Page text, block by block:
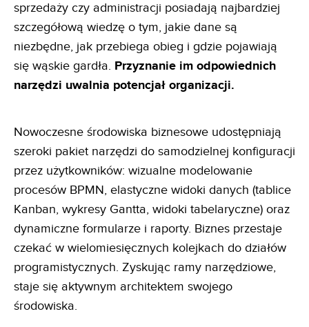
sprzedaży czy administracji posiadają najbardziej
szczegółową wiedzę o tym, jakie dane są
niezbędne, jak przebiega obieg i gdzie pojawiają
się wąskie gardła. Przyznanie im odpowiednich
narzędzi uwalnia potencjał organizacji.
Nowoczesne środowiska biznesowe udostępniają
szeroki pakiet narzędzi do samodzielnej konfiguracji
przez użytkowników: wizualne modelowanie
procesów BPMN, elastyczne widoki danych (tablice
Kanban, wykresy Gantta, widoki tabelaryczne) oraz
dynamiczne formularze i raporty. Biznes przestaje
czekać w wielomiesięcznych kolejkach do działów
programistycznych. Zyskując ramy narzędziowe,
staje się aktywnym architektem swojego
środowiska.